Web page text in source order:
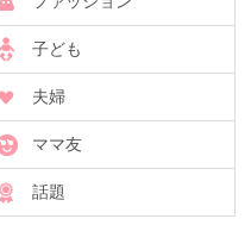
子ども
夫婦
ママ友
話題